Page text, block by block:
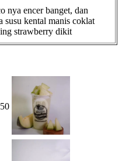
nya encer banget, dan
susu kental manis coklat
strawberry dikit